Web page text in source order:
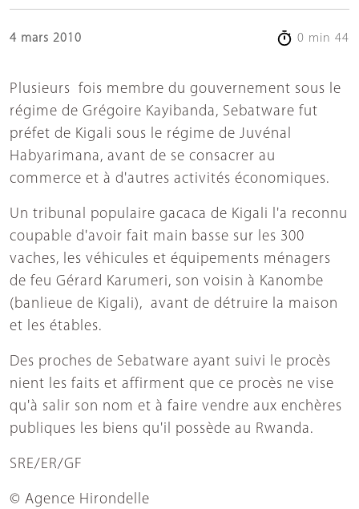
4 mars 2010 0 min 44
Plusieurs fois membre du gouvernement sous le
régime de Grégoire Kayibanda, Sebatware fut
préfet de Kigali sous le régime de Juvénal
Habyarimana, avant de se consacrer au
commerce et à d'autres activités économiques.
Un tribunal populaire gacaca de Kigali l'a reconnu
coupable d'avoir fait main basse sur les 300
vaches, les véhicules et équipements ménagers
de feu Gérard Karumeri, son voisin à Kanombe
(banlieue de Kigali), avant de détruire la maison
et les étables.
Des proches de Sebatware ayant suivi le procès
nient les faits et affirment que ce procès ne vise
qu'à salir son nom et à faire vendre aux enchères
publiques les biens qu'il possède au Rwanda.
SRE/ER/GF
© Agence Hirondelle